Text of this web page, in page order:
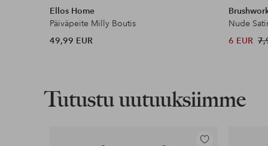
Ellos Home
Päiväpeite Milly Boutis
49,99 EUR
Nude
6 EUR
Tutustu uutuuksiimme